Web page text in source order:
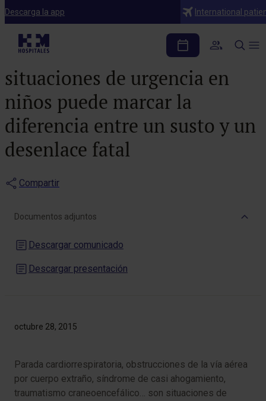
Descarga la app International
Notas de prensa
Una formación básica
que permita actuar en
situaciones de urgencia en
niños puede marcar la
diferencia entre un susto y un
desenlace fatal
Compartir
octubre 28, 2015
Parada cardiorrespiratoria, obstrucciones de la vía aérea
por cuerpo extraño, síndrome de casi ahogamiento,
traumatismo craneoencefálico… son situaciones de
Documentos adjuntos
Descargar comunicado
Descargar presentación